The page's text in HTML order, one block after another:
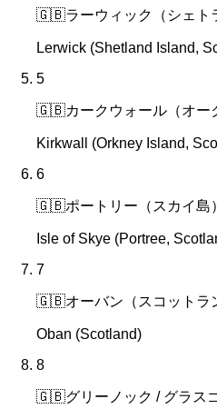
🇬🇧ラーウィック（シェト
Lerwick (Shetland Island,
5
🇬🇧カークウォール（オー
Kirkwall (Orkney Island,
6
🇬🇧ポートリー（スカイ島）
Isle of Skye (Portree,
7
🇬🇧オーバン（スコットラ
Oban (Scotland)
8
🇬🇧グリーノック / グラス